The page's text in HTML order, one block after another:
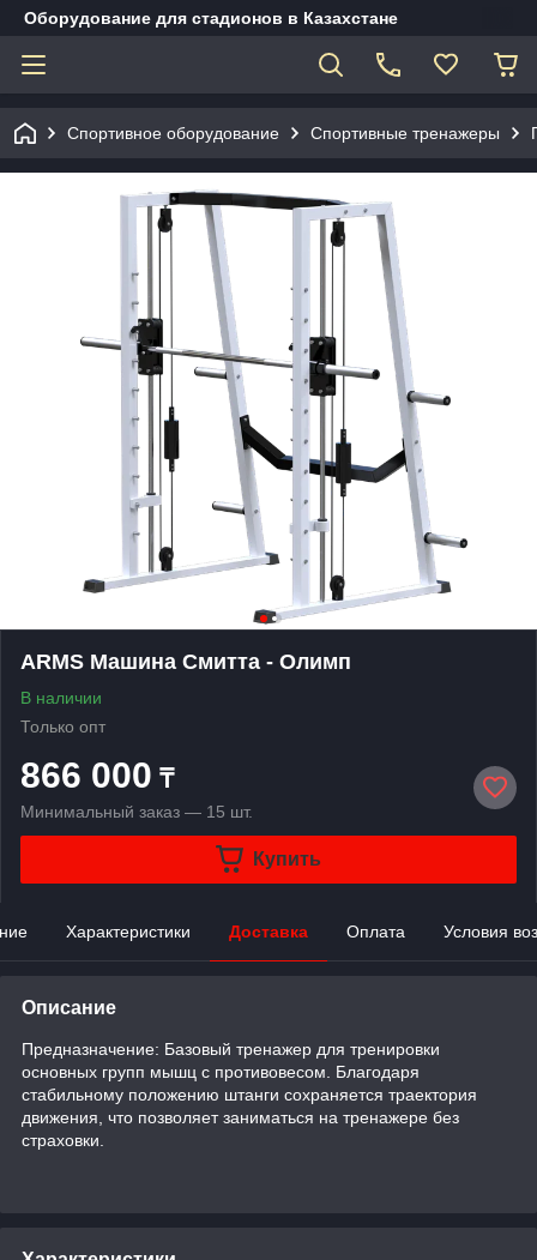
Оборудование для стадионов в Казахстане
Спортивное оборудование Спортивные тренажеры
ARMS Машина Смитта - Олимп
В наличии
Только опт
866 000 ₸
Минимальный заказ — 15 шт.
Купить
Характеристики Доставка Оплата Условия
Описание
Предназначение: Базовый тренажер для тренировки
основных групп мышц с противовесом. Благодаря
стабильному положению штанги сохраняется траектория
движения, что позволяет заниматься на тренажере без
страховки.